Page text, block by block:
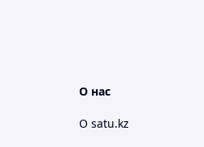
О нас
О satu.kz